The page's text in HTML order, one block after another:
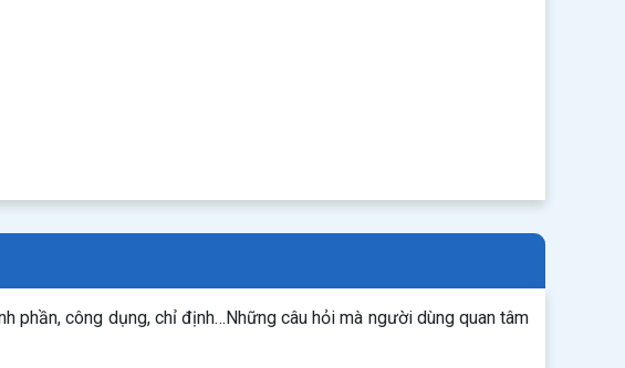
phần, công dụng, chỉ định…Những câu hỏi mà người dùng quan tâm